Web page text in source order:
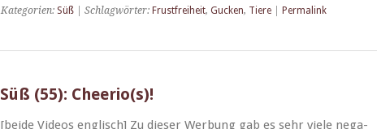
Kategorien: Süß| Schlagwörter: Frustfreiheit, Gucken, Tiere| Permalink
Süß (55): Cheerio(s)!
[bei­de Videos englisch] Zu dieser Wer­bung gab es sehr viele neg­a­